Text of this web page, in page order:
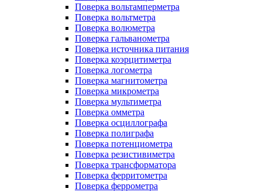
Поверка вольтамперметра
Поверка вольтметра
Поверка волюметра
Поверка гальванометра
Поверка источника питания
Поверка коэрцитиметра
Поверка логометра
Поверка магнитометра
Поверка микрометра
Поверка мультиметра
Поверка омметра
Поверка осциллографа
Поверка полиграфа
Поверка потенциометра
Поверка резистивиметра
Поверка трансформатора
Поверка ферритометра
Поверка феррометра